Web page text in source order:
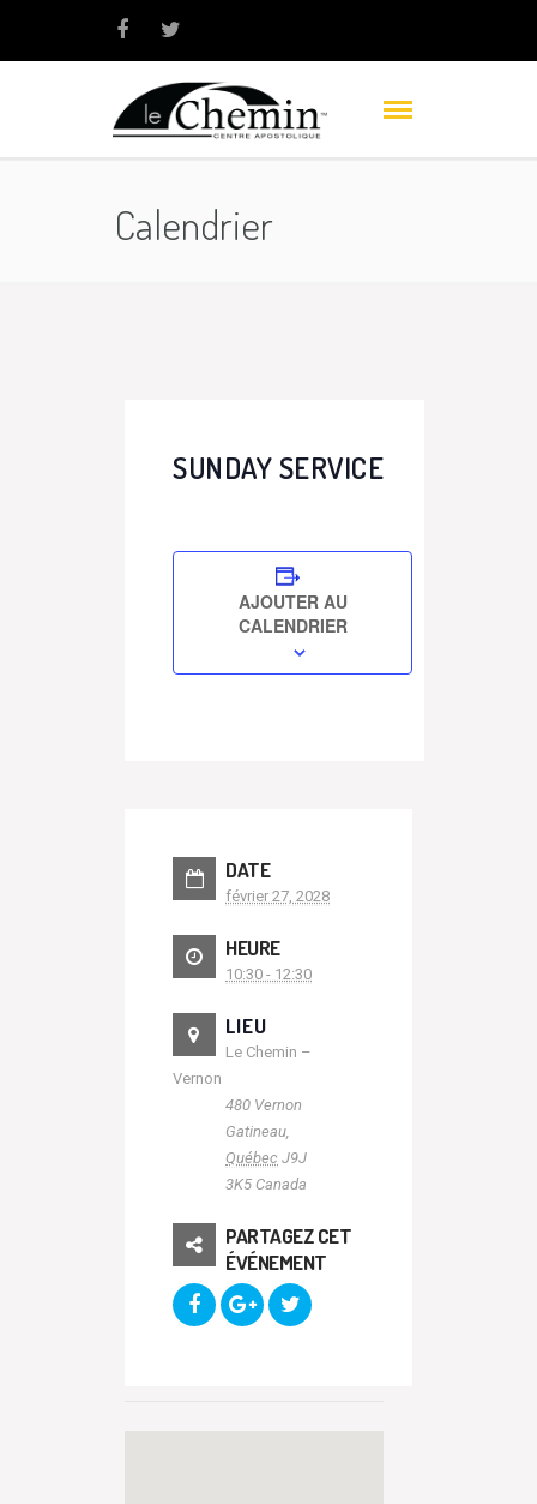
Calendrier
SUNDAY SERVICE
AJOUTER AU
CALENDRIER
DATE
février 27, 2028
HEURE
10:30 - 12:30
LIEU
Le Chemin –
Vernon
480 Vernon
Gatineau,
Québec J9J
3K5 Canada
PARTAGEZ CET
ÉVÉNEMENT